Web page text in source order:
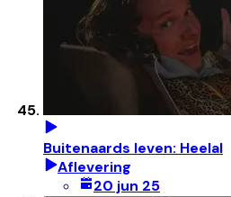
Buitenaards leven: Heelal
Aflevering
20 jun 25